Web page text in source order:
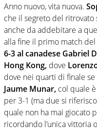
Anno nuovo, vita nuova.
che il segreto del ritrovato
anche da addebitare a
alla fine il primo match
6-3 al canadese Gabriel
Hong Kong, dove
dove nei quarti di finale
Jaume Munar, col quale
per 3-1 (ma due si
quale non ha mai giocato
ricordando l’unica vittoria